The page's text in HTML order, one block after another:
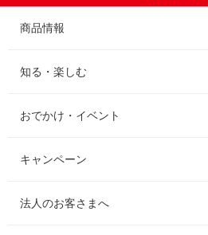
商品情報
商品情報一覧
レギュラーコーヒー
インスタントコーヒー
ドリップポッド
知る・楽しむ
知る・楽しむ一覧
おいしいコーヒーの淹れ方
コーヒー百科
レシピ
おでかけ・イベント
おでかけ・イベント情報一覧
UCCコーヒー博物館
UCCコーヒーアカデミー
キャンペーン
法人のお客さまへ